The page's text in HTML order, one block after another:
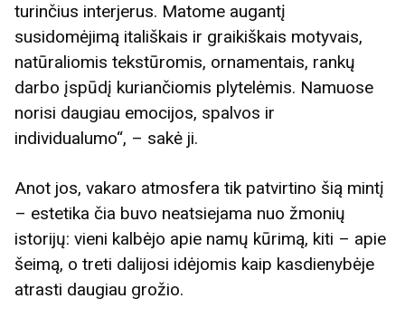
turinčius interjerus. Matome augantį
susidomėjimą itališkais ir graikiškais motyvais,
natūraliomis tekstūromis, ornamentais, rankų
darbo įspūdį kuriančiomis plytelėmis. Namuose
norisi daugiau emocijos, spalvos ir
individualumo“, – sakė ji.
Anot jos, vakaro atmosfera tik patvirtino šią mintį
– estetika čia buvo neatsiejama nuo žmonių
istorijų: vieni kalbėjo apie namų kūrimą, kiti – apie
šeimą, o treti dalijosi idėjomis kaip kasdienybėje
atrasti daugiau grožio.